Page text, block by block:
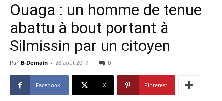
Ouaga : un homme de tenue
abattu à bout portant à
Silmissin par un citoyen
Par B-Demain - 28 août 2017 0
Facebook X Pinterest